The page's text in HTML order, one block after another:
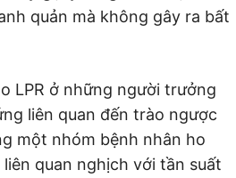
quản mà không gây ra bất
LPR ở những người trưởng
liên quan đến trào ngược
một nhóm bệnh nhân ho
quan nghịch với tần suất